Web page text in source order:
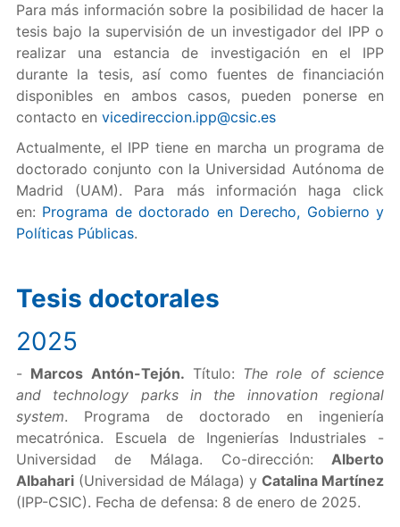
Para más información sobre la posibilidad de hacer la
tesis bajo la supervisión de un investigador del IPP o
realizar una estancia de investigación en el IPP
durante la tesis, así como fuentes de financiación
disponibles en ambos casos, pueden ponerse en
contacto en vicedireccion.ipp@csic.es
Actualmente, el IPP tiene en marcha un programa de
doctorado conjunto con la Universidad Autónoma de
Madrid (UAM). Para más información haga click
en: Programa de doctorado en Derecho, Gobierno y
Políticas Públicas.
Tesis doctorales
2025
- Marcos Antón-Tejón. Título: The role of science
and technology parks in the innovation regional
system. Programa de doctorado en ingeniería
mecatrónica. Escuela de Ingenierías Industriales -
Universidad de Málaga. Co-dirección:Alberto
Albahari(Universidad de Málaga) y Catalina Martínez
(IPP-CSIC). Fecha de defensa: 8 de enero de 2025.